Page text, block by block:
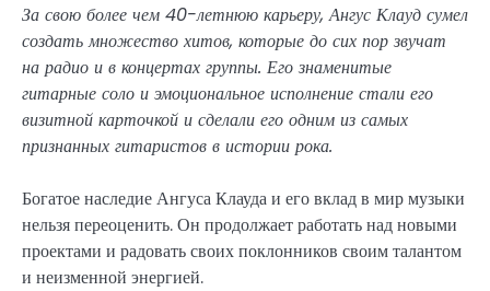
За свою более чем 40-летнюю карьеру, Ангус Клауд сумел
создать множество хитов, которые до сих пор звучат
на радио и в концертах группы. Его знаменитые
гитарные соло и эмоциональное исполнение стали его
визитной карточкой и сделали его одним из самых
признанных гитаристов в истории рока.
Богатое наследие Ангуса Клауда и его вклад в мир музыки
нельзя переоценить. Он продолжает работать над новыми
проектами и радовать своих поклонников своим талантом
и неизменной энергией.